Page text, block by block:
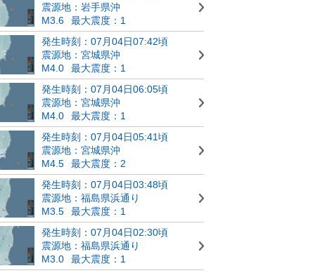
震源地：岩手県沖
M3.6
最大震度：1
発生時刻：07月04日07:42頃
震源地：宮城県沖
M4.0
最大震度：1
発生時刻：07月04日06:05頃
震源地：宮城県沖
M4.0
最大震度：1
発生時刻：07月04日05:41頃
震源地：宮城県沖
M4.5
最大震度：2
発生時刻：07月04日03:48頃
震源地：福島県浜通り
M3.5
最大震度：1
発生時刻：07月04日02:30頃
震源地：福島県浜通り
M3.0
最大震度：1